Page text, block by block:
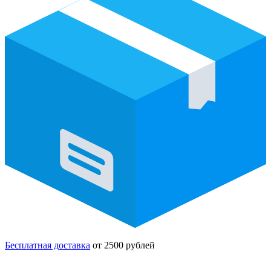
Бесплатная доставка от 2500 рублей